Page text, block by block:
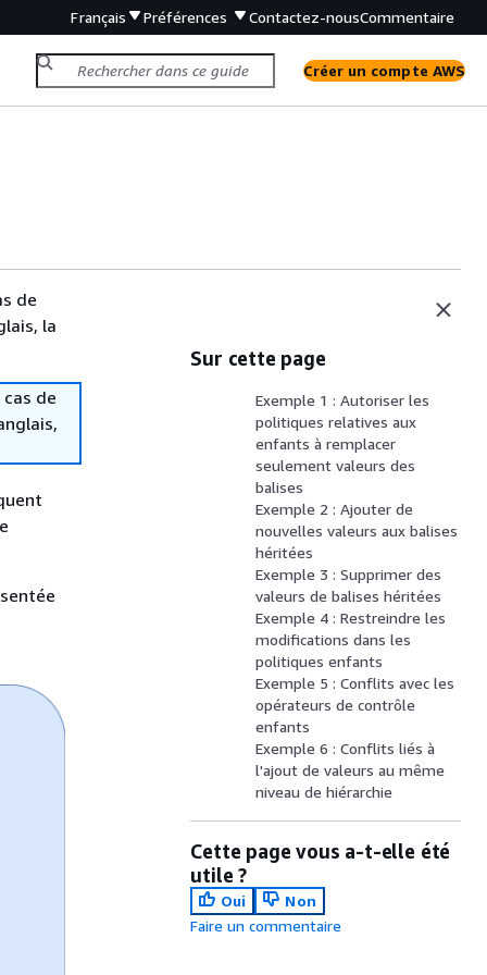
Français Préférences Contactez-nousCommentaire
Créer un compte AWS
de
la
de
Sur cette page
Exemple 1 : Autoriser les
politiques relatives aux
enfants à remplacer
seulement valeurs des
balises
Exemple 2 : Ajouter de
nouvelles valeurs aux balises
héritées
Exemple 3 : Supprimer des
valeurs de balises héritées
Exemple 4 : Restreindre les
modifications dans les
politiques enfants
Exemple 5 : Conflits avec les
opérateurs de contrôle
enfants
Exemple 6 : Conflits liés à
l'ajout de valeurs au même
niveau de hiérarchie
Cette page vous a-t-elle été
utile ?
Oui
Non
Faire un commentaire